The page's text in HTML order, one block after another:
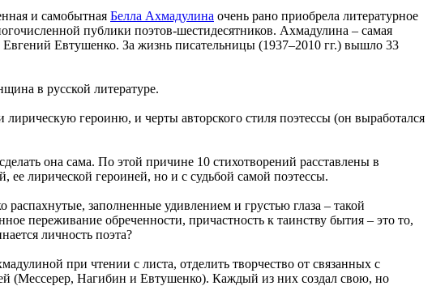
и самобытная Белла Ахмадулина очень рано приобрела литературное
публики поэтов-шестидесятников. Ахмадулина – самая
Евтушенко. За жизнь писательницы (1937–2010 гг.) вышло 33
в русской литературе.
героиню, и черты авторского стиля поэтессы (он выработался
она сама. По этой причине 10 стихотворений расставлены в
ее лирической героиней, но и с судьбой самой поэтессы.
заполненные удивлением и грустью глаза – такой
переживание обреченности, причастность к таинству бытия – это то,
личность поэта?
при чтении с листа, отделить творчество от связанных с
(Мессерер, Нагибин и Евтушенко). Каждый из них создал свою, но